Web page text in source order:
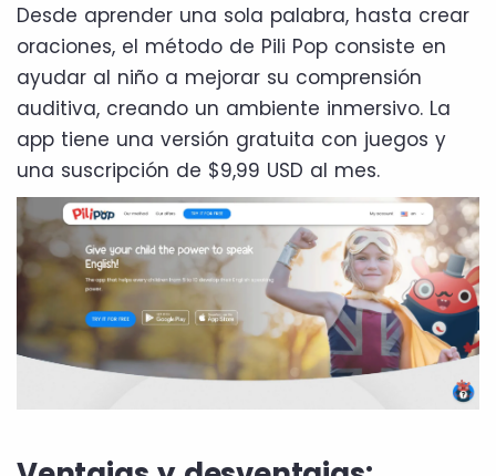
Desde aprender una sola palabra, hasta crear
oraciones, el método de Pili Pop consiste en
ayudar al niño a mejorar su comprensión
auditiva, creando un ambiente inmersivo. La
app tiene una versión gratuita con juegos y
una suscripción de $9,99 USD al mes.